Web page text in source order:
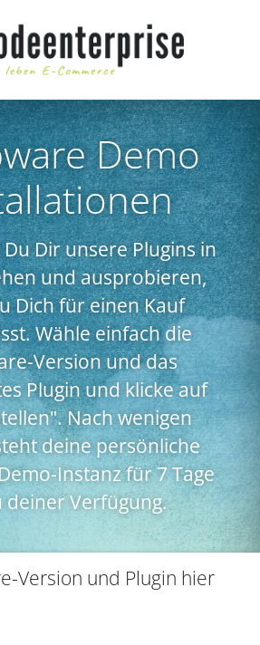
Demo
Dir unsere Plugins in
und ausprobieren,
Dich für einen Kauf
Wähle einfach die
Version und das
Plugin und klicke auf
Nach wenigen
deine persönliche
Instanz für 7 Tage
deiner Verfügung.
Version und Plugin hier